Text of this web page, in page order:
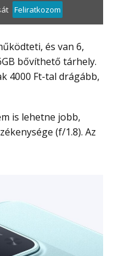
Feliratkozom
bővíthető tárhely.
4000 Ft-tal drágább,
(f/1.8). Az